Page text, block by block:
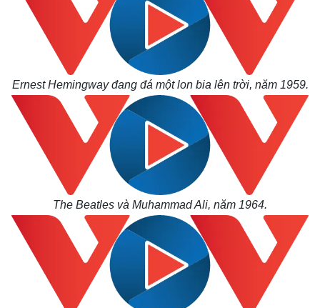
Ernest Hemingway đang đá một lon bia lên trời, năm 1959.
The Beatles và Muhammad Ali, năm 1964.